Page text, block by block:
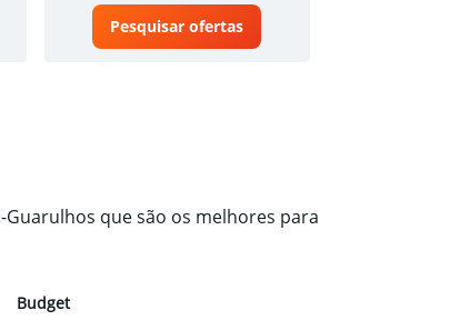
Pesquisar ofertas
que são os melhores para
Budget